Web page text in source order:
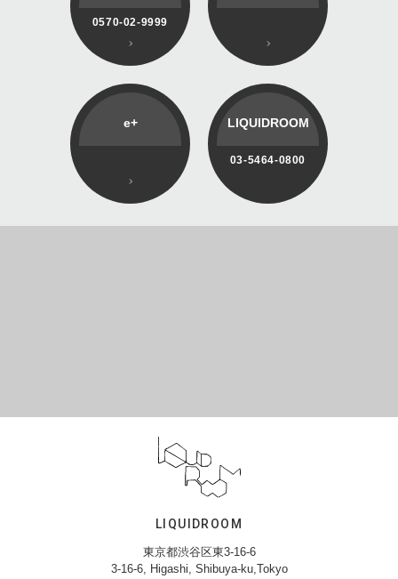
0570-02-9999
e+ LIQUIDROOM
03-5464-0800
LIQUIDROOM
東京都渋谷区東3-16-6
3-16-6, Higashi, Shibuya-ku,Tokyo